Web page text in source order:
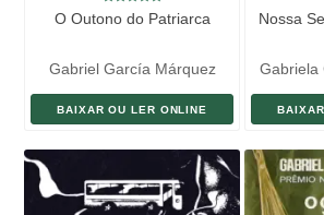
O Outono do Patriarca
Gabriel García Márquez
BAIXAR OU LER ONLINE
Nossa
Gabriela